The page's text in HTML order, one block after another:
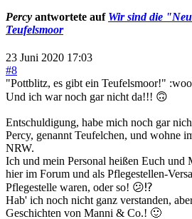
Percy antwortete auf Wir sind die
Teufelsmoor
23 Juni 2020 17:03
#8
"Pottblitz, es gibt ein Teufelsmoor!"
Und ich war noch gar nicht da!!! 🙃
Entschuldigung, habe mich noch gar
Percy, genannt Teufelchen, und wohne
NRW.
Ich und mein Personal heißen Euch
hier im Forum und als Pflegestellen-
Pflegestelle waren, oder so! 😕⁉️
Hab' ich noch nicht ganz verstanden,
Geschichten von Manni & Co.! 🙂